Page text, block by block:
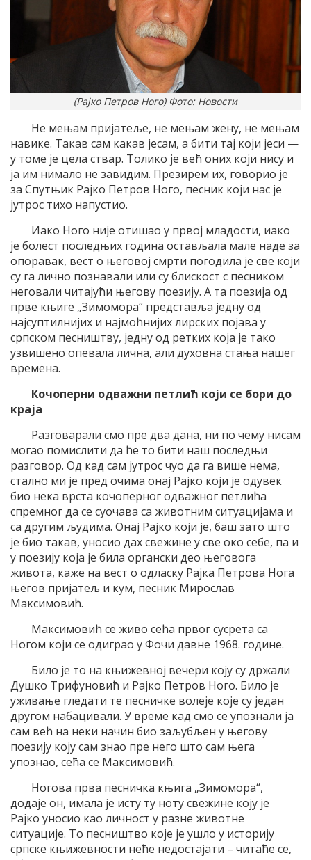
(Рајко Петров Ного) Фото: Новости
Не мењам пријатеље, не мењам жену, не мењам
навике. Такав сам какав јесам, а бити тај који јеси —
у томе је цела ствар. Толико је већ оних који нису и
ја им нимало не завидим. Презирем их, говорио је
за Спутњик Рајко Петров Ного, песник који нас је
јутрос тихо напустио.
Иако Ного није отишао у првој младости, иако
је болест последњих година остављала мале наде за
опоравак, вест о његовој смрти погодила је све који
су га лично познавали или су блискост с песником
неговали читајући његову поезију. А та поезија од
прве књиге „Зимомора“ представља једну од
најсуптилнијих и најмоћнијих лирских појава у
српском песништву, једну од ретких која је тако
узвишено опевала лична, али духовна стања нашег
времена.
Кочоперни одважни петлић који се бори до
краја
Разговарали смо пре два дана, ни по чему нисам
могао помислити да ће то бити наш последњи
разговор. Од кад сам јутрос чуо да га више нема,
стално ми је пред очима онај Рајко који је одувек
био нека врста кочоперног одважног петлића
спремног да се суочава са животним ситуацијама и
са другим људима. Онај Рајко који је, баш зато што
је био такав, уносио дах свежине у све око себе, па и
у поезију која је била органски део његовога
живота, каже на вест о одласку Рајка Петрова Нога
његов пријатељ и кум, песник Мирослав
Максимовић.
Максимовић се живо сећа првог сусрета са
Ногом који се одиграо у Фочи давне 1968. године.
Било је то на књижевној вечери коју су држали
Душко Трифуновић и Рајко Петров Ного. Било је
уживање гледати те песничке волеје које су један
другом набацивали. У време кад смо се упознали ја
сам већ на неки начин био заљубљен у његову
поезију коју сам знао пре него што сам њега
упознао, сећа се Максимовић.
Ногова прва песничка књига „Зимомора“,
додаје он, имала је исту ту ноту свежине коју је
Рајко уносио као личност у разне животне
ситуације. То песништво које је ушло у историју
српске књижевности неће недостајати – читаће се,